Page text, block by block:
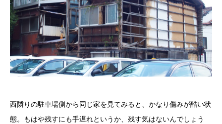
西隣りの駐車場側から同じ家を見てみると、かなり傷みが酷い状
態。もはや残すにも手遅れというか、残す気はないんでしょう